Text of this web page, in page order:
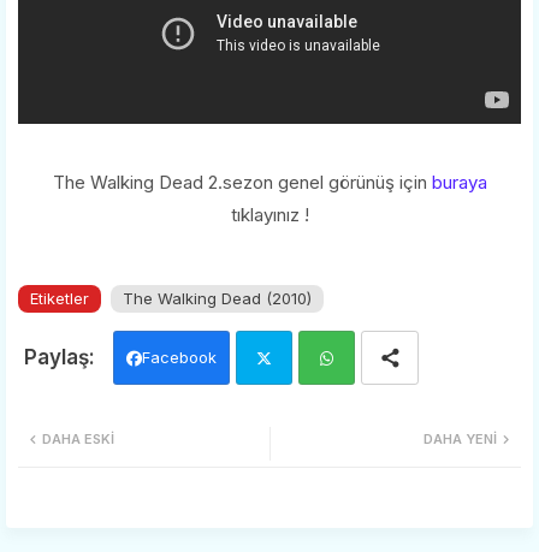
The Walking Dead 2.sezon genel görünüş için buraya
tıklayınız !
Etiketler The Walking Dead (2010)
Facebook
DAHA YENI
DAHA ESKI